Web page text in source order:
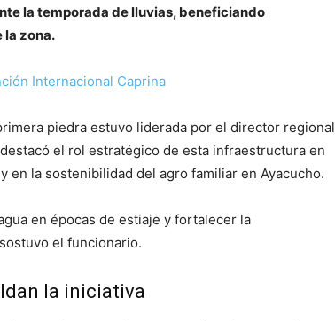
la temporada de lluvias, beneficiando
zona.
Internacional Caprina
piedra estuvo liderada por el director regional
el rol estratégico de esta infraestructura en
y en la sostenibilidad del agro familiar en Ayacucho.
en épocas de estiaje y fortalecer la
el funcionario.
la iniciativa